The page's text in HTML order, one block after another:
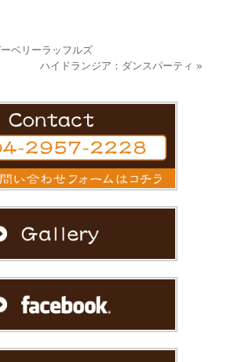
ベリーラッフルズ
ハイドランジア：ダンスパーティ »